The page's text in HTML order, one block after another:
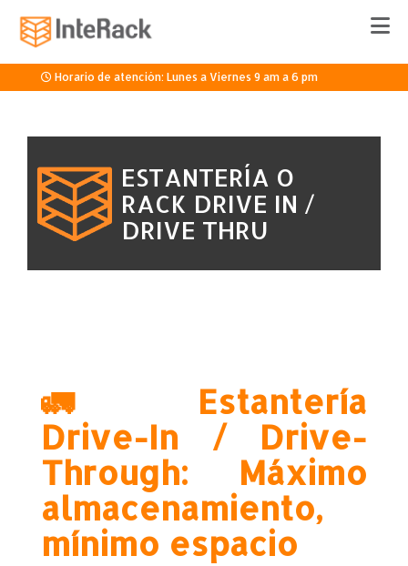
Horario de atención: Lunes a Viernes 9 am a 6 pm
Cotizar
ESTANTERÍA O
RACK DRIVE IN /
DRIVE THRU
🚛 Estantería
Drive-In / Drive-
Through: Máximo
almacenamiento,
mínimo espacio